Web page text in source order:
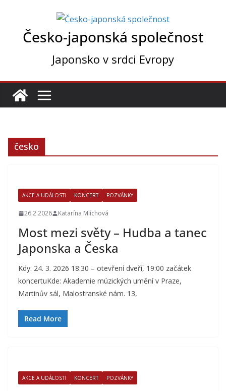
Česko-japonská společnost
Japonsko v srdci Evropy
česko
AKCE A UDÁLOSTI KONCERT POZVÁNKY
26.2.2026 Katarína Mlíchová
Most mezi světy – Hudba a tanec
Japonska a Česka
Kdy: 24. 3. 2026 18:30 – otevření dveří, 19:00 začátek
koncertuKde: Akademie múzických umění v Praze,
Martinův sál, Malostranské nám. 13,
Read More
AKCE A UDÁLOSTI KONCERT POZVÁNKY